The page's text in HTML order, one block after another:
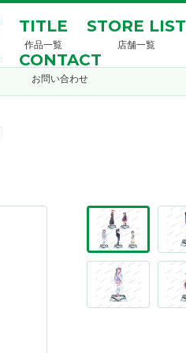
TITLE
作品一覧
STORE LIST
店舗一覧
CONTACT
お問い合わせ